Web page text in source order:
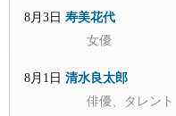
8月3日 寿美花代
女優
8月1日 清水良太郎
俳優、タレント